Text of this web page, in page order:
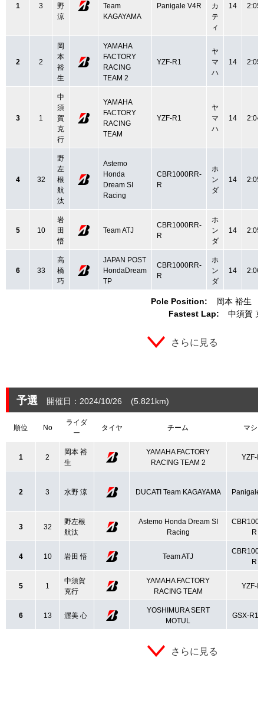
Pole Position: 岡本 裕生
Fastest Lap:
中須賀
1 3
野
涼
Team
KAGAYAMA
Panigale V4R
カ
テ
ィ
14
2 2
岡
本
裕
生
YAMAHA
FACTORY
RACING
TEAM 2
YZF-R1
ヤ
マ
ハ
14
3 1
中
須
賀
克
行
YAMAHA
FACTORY
RACING
TEAM
YZF-R1
ヤ
マ
ハ
14
4 32
野
左
根
航
汰
Astemo
Honda
Dream SI
Racing
CBR1000RR-
R
ホ
ン
ダ
14
5 10
岩
田
悟
Team ATJ
CBR1000RR-
R
ホ
ン
ダ
14
6 33
高
橋
巧
JAPAN POST
HondaDream
TP
CBR1000RR-
R
ホ
ン
ダ
14
さらに見る
予選 開催日：2024/10/26 (5.821 km)
順位 No
ライダ
ー
タイヤ チーム マシン
1 2
岡本 裕
生
YAMAHA FACTORY
RACING TEAM 2
YZF-
2 3 水野 涼 DUCATI Team KAGAYAMA Panigale
3 32
野左根
航汰
Astemo Honda Dream SI
Racing
R
4 10 岩田 悟 Team ATJ
R
5 1
中須賀
克行
YAMAHA FACTORY
RACING TEAM
YZF-
6 13 渥美 心
YOSHIMURA SERT
MOTUL
GSX-
さらに見る